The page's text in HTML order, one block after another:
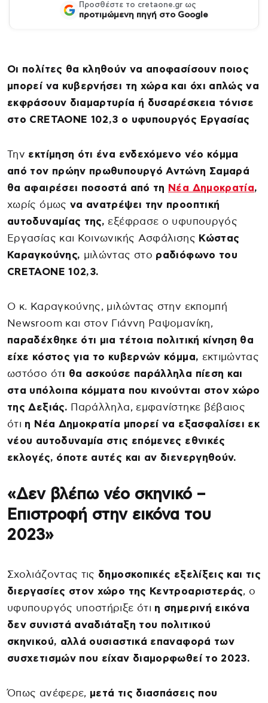
Προσθέστε το cretaone.gr ως
προτιμώμενη πηγή στο Google
Οι πολίτες θα κληθούν να αποφασίσουν ποιος
μπορεί να κυβερνήσει τη χώρα και όχι απλώς να
εκφράσουν διαμαρτυρία ή δυσαρέσκεια τόνισε
στο CRETAONE 102,3 ο υφυπουργός Εργασίας
Την εκτίμηση ότι ένα ενδεχόμενο νέο κόμμα
από τον πρώην πρωθυπουργό Αντώνη Σαμαρά
θα αφαιρέσει ποσοστά από τη Νέα Δημοκρατία,
χωρίς όμως να ανατρέψει την προοπτική
αυτοδυναμίας της, εξέφρασε ο υφυπουργός
Εργασίας και Κοινωνικής Ασφάλισης Κώστας
Καραγκούνης, μιλώντας στο ραδιόφωνο του
CRETAONE 102,3.
Ο κ. Καραγκούνης, μιλώντας στην εκπομπή
Newsroom και στον Γιάννη Ραψομανίκη,
παραδέχθηκε ότι μια τέτοια πολιτική κίνηση θα
είχε κόστος για το κυβερνών κόμμα, εκτιμώντας
ωστόσο ότι θα ασκούσε παράλληλα πίεση και
στα υπόλοιπα κόμματα που κινούνται στον χώρο
της Δεξιάς. Παράλληλα, εμφανίστηκε βέβαιος
ότι η Νέα Δημοκρατία μπορεί να εξασφαλίσει εκ
νέου αυτοδυναμία στις επόμενες εθνικές
εκλογές, όποτε αυτές και αν διενεργηθούν.
«Δεν βλέπω νέο σκηνικό –
Επιστροφή στην εικόνα του
2023»
Σχολιάζοντας τις δημοσκοπικές εξελίξεις και τις
διεργασίες στον χώρο της Κεντροαριστεράς, ο
υφυπουργός υποστήριξε ότι η σημερινή εικόνα
δεν συνιστά αναδιάταξη του πολιτικού
σκηνικού, αλλά ουσιαστικά επαναφορά των
συσχετισμών που είχαν διαμορφωθεί το 2023.
Όπως ανέφερε, μετά τις διασπάσεις που